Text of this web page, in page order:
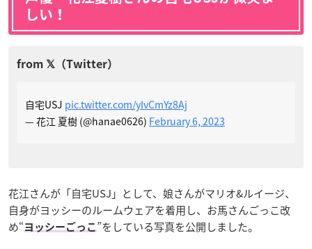
しい！
自宅USJ pic.twitter.com/yIvCmYz8Aj
— 花江 夏樹 (@hanae0626) February 6, 2023
花江さんが「自宅USJ」として、娘さんがマリオ&ルイージ、
自身がヨッシーのルームウェアを着用し、お馬さんごっこ改
め“ ヨッシーごっこ ”をしている写真を公開しました。